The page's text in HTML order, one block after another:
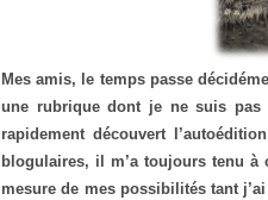
Mes amis, le temps passe
une rubrique dont je ne suis pas
rapidement découvert
blogulaires, il m’a toujours tenu
mesure de mes possibilités tant